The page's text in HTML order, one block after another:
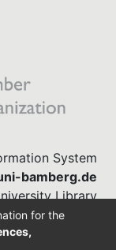
System
bamberg.de
Library
863-1568
for the